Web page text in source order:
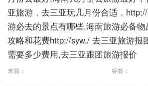
亚旅游，去三亚玩几月份合适，
游必去的景点有哪些,海南旅游必备
攻略和花费http://syw./ 去三亚旅游报
需要多少费用,去三亚跟团旅游报价
来源： 标签：